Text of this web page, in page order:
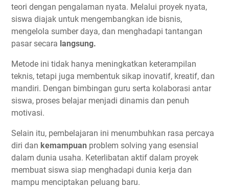
teori dengan pengalaman nyata. Melalui proyek nyata,
siswa diajak untuk mengembangkan ide bisnis,
mengelola sumber daya, dan menghadapi tantangan
pasar secara langsung.
Metode ini tidak hanya meningkatkan keterampilan
teknis, tetapi juga membentuk sikap inovatif, kreatif, dan
mandiri. Dengan bimbingan guru serta kolaborasi antar
siswa, proses belajar menjadi dinamis dan penuh
motivasi.
Selain itu, pembelajaran ini menumbuhkan rasa percaya
diri dan kemampuan problem solving yang esensial
dalam dunia usaha. Keterlibatan aktif dalam proyek
membuat siswa siap menghadapi dunia kerja dan
mampu menciptakan peluang baru.